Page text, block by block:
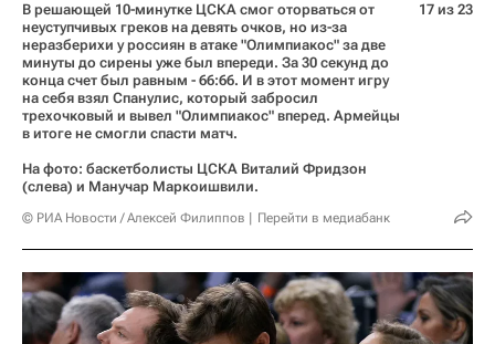
В решающей 10-минутке ЦСКА смог оторваться от
неуступчивых греков на девять очков, но из-за
неразберихи у россиян в атаке "Олимпиакос" за две
минуты до сирены уже был впереди. За 30 секунд до
конца счет был равным - 66:66. И в этот момент игру
на себя взял Спанулис, который забросил
трехочковый и вывел "Олимпиакос" вперед. Армейцы
в итоге не смогли спасти матч.
На фото: баскетболисты ЦСКА Виталий Фридзон
(слева) и Манучар Маркоишвили.
© РИА Новости / Алексей Филиппов Перейти в медиабанк
17 из 23